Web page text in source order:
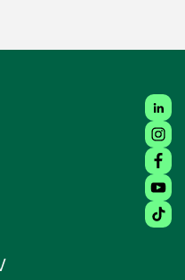
window)
in a new window)
(opens in a new